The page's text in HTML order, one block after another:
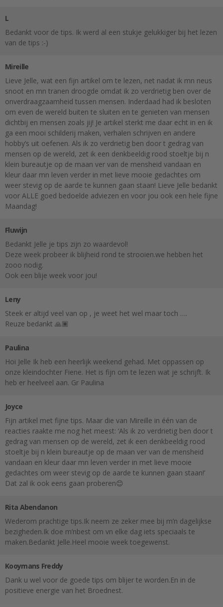
L
Bedankt voor de tips. Ik werd al een stukje gelukkiger bij het lezen
van de tips :-)
Mireille
Lieve Jelle, wat een fijn artikel om te lezen, net nadat ik mn neus
snoot en mn tranen droogde omdat ik zo verdrietig ben over de
onverdraagzaamheid tussen mensen. Inderdaad had ik besloten
om even de wereld buiten te sluiten en te genieten van mensen
dichtbij en mensen zoals jij! Je artikel sterkt me daar echt in en ik
ga een mooi schilderij maken, verhalen schrijven en andere
hobby’s uit oefenen. Als ik zo verdrietig ben door t gedrag van
mensen op de wereld, zet ik een denkbeeldig rood stoeltje bij n
klein bureautje op de maan ver van de mensheid vandaan en
kleur daar mn leven verder in met lieve mooie gedachtes om
weer stevig op de aarde te kunnen gaan staan! Lieve Jelle bedankt
voor ALLE goed bedoelde adviezen en voor jou ook een hele fijne
Maandag!
Fluwijn
Bedankt Jelle je tips zijn zo waardevol!
Deze week probeer ik blijheid rond te strooien.we hebben het
zooo nodig.
Ook een blije week voor jou!
Leny
Steek er altijd veel van op , je weet het wel maar toch ….
Reuze bedankt 🙏🏿
Paulina
Hoi Jelle Ik heb een heerlijk weekend gehad. Met oppassen op
onze kleindochter Fiene. Het is fijn om te lezen wat je schrijft. Ik
heb er heelveel aan. Gr Paulina
Joyce
Fijn artikel met fijne tips. Maar die van Mireille in één van de
reacties raakte me nog het meest: ‘Als ik zo verdrietig ben door t
gedrag van mensen op de wereld, zet ik een denkbeeldig rood
stoeltje bij n klein bureautje op de maan ver van de mensheid
vandaan en kleur daar mn leven verder in met lieve mooie
gedachtes om weer stevig op de aarde te kunnen gaan staan!’
Dat zal ik ook eens gaan proberen😊
Rita Abendanon
Wederom prachtige tips.Ik neem ze zeker mee bij m’n dagelijkse
bezigheden.Ik doe m’nbest om vn elke dag iets speciaals te
maken.Bedankt Jelle.Heel mooie week toegewenst.
Kooymans Freddy
Dank u wel voor de goede tips om blijer te worden.En in de
positieve energie van het Broednest.